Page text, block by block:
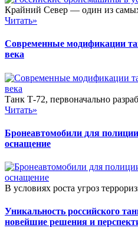
Крайний Север — один из
Читать»
Современные модификации
века
Танк Т-72, первоначально
Читать»
Бронеавтомобили для
оснащение
В условиях роста угроз
Уникальность российского
новейшие решения и